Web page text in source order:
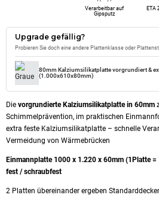
Die vorgrundierte Kalziumsilikatplatte in 60mm
Schimmelprävention, im praktischen
extra feste Kalziumsilikatplatte – schnelle
Vermeidung von Wärmebrücken
Einmannplatte 1000 x 1.220 x 60mm (1Platte
fest / schraubfest
2 Platten übereinander ergeben
Upgrade gefällig?
Probieren Sie doch eine andere Plattenklasse oder
80mm Kalziumsilikatplatte vorgrundiert &
(1.000x610x80mm)
Verarbeitbar auf
Gipsputz
ETA